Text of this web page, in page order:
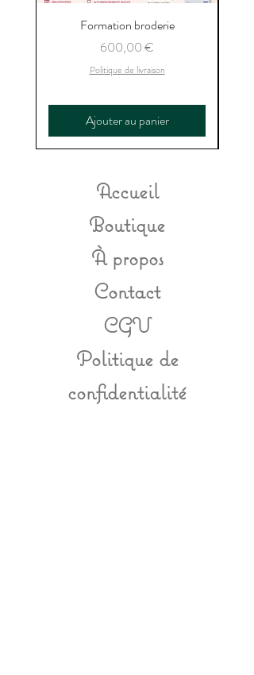
Formation broderie
Prix
600,00 €
Politique de livraison
Ajouter au panier
Accueil
Boutique
À propos
Contact
CGV
Politique de
confidentialité